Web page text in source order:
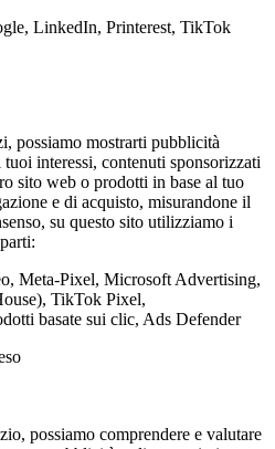
LinkedIn, Printerest, TikTok
possiamo mostrarti pubblicità
tuoi interessi, contenuti sponsorizzati
sito web o prodotti in base al tuo
e di acquisto, misurandone il
su questo sito utilizziamo i
Meta-Pixel, Microsoft Advertising,
TikTok Pixel,
basate sui clic, Ads Defender
possiamo comprendere e valutare